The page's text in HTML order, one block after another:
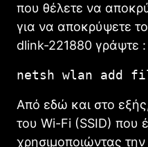
που θέλετε να
για να αποκρύψετε
dlink-221880 γράψτε :
netsh wlan add
Από εδώ και στο
του Wi-Fi (SSID) που
χρησιμοποιώντας